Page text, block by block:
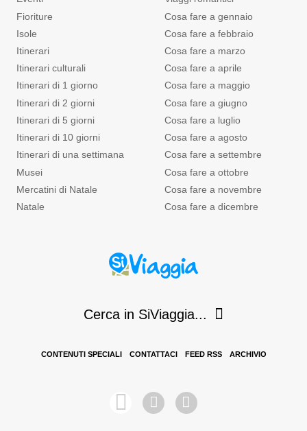
Fioriture
Isole
Itinerari
Itinerari culturali
Itinerari di 1 giorno
Itinerari di 2 giorni
Itinerari di 5 giorni
Itinerari di 10 giorni
Itinerari di una settimana
Musei
Mercatini di Natale
Natale
Cosa fare a gennaio
Cosa fare a febbraio
Cosa fare a marzo
Cosa fare a aprile
Cosa fare a maggio
Cosa fare a giugno
Cosa fare a luglio
Cosa fare a agosto
Cosa fare a settembre
Cosa fare a ottobre
Cosa fare a novembre
Cosa fare a dicembre
Cerca in SiViaggia...
CONTENUTI SPECIALI CONTATTACI FEED RSS ARCHIVIO